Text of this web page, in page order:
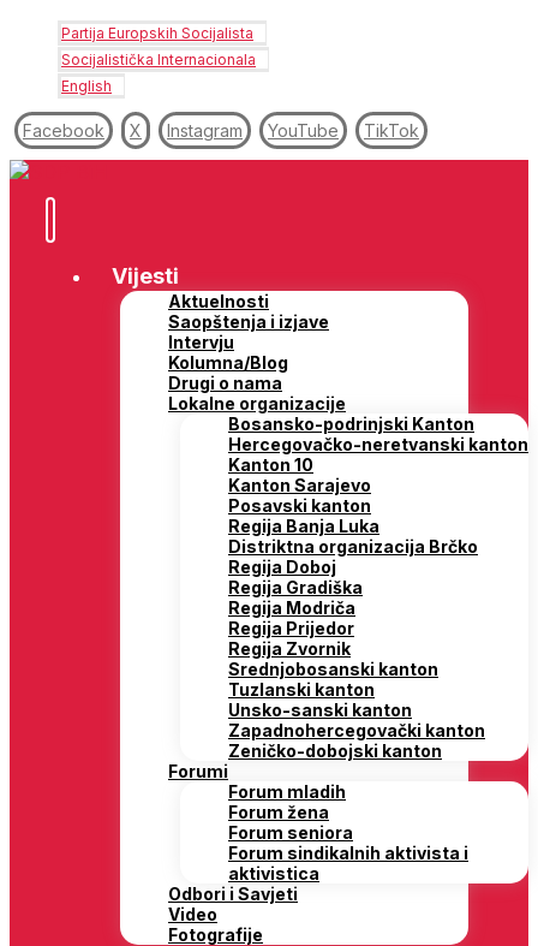
Partija Europskih Socijalista
Socijalistička Internacionala
English
Facebook X Instagram YouTube TikTok
Vijesti
Aktuelnosti
Saopštenja i izjave
Intervju
Kolumna/Blog
Drugi o nama
Lokalne organizacije
Bosansko-podrinjski Kanton
Hercegovačko-neretvanski kanton
Kanton 10
Kanton Sarajevo
Posavski kanton
Regija Banja Luka
Distriktna organizacija Brčko
Regija Doboj
Regija Gradiška
Regija Modriča
Regija Prijedor
Regija Zvornik
Srednjobosanski kanton
Tuzlanski kanton
Unsko-sanski kanton
Zapadnohercegovački kanton
Zeničko-dobojski kanton
Forumi
Forum mladih
Forum žena
Forum seniora
Forum sindikalnih aktivista i
aktivistica
Odbori i Savjeti
Video
Fotografije